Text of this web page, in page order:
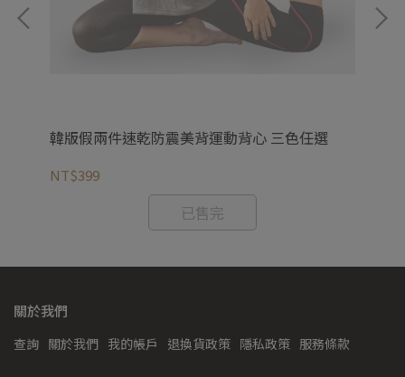
韓版假兩件速乾防震美背運動背心 三色任選
NT$399
已售完
關於我們
查詢 關於我們 我的帳戶 退換貨政策 隱私政策 服務條款